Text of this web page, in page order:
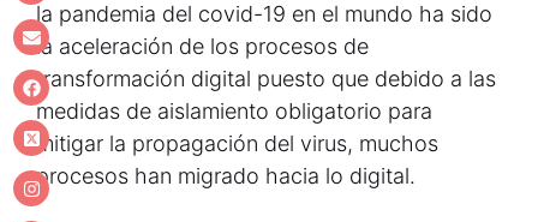
la pandemia del covid-19 en el mundo ha sido
la aceleración de los procesos de
transformación digital puesto que debido a las
medidas de aislamiento obligatorio para
mitigar la propagación del virus, muchos
procesos han migrado hacia lo digital.